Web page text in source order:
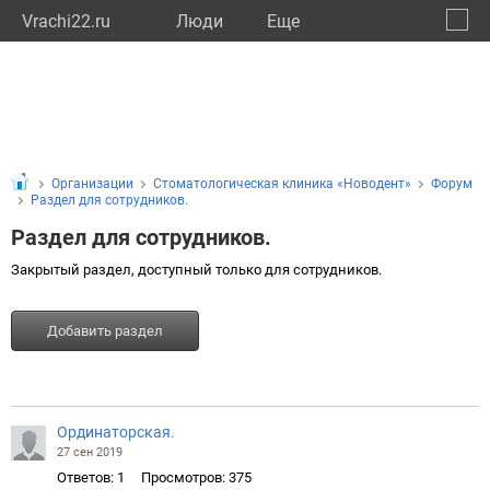
Vrachi22.ru Люди Eще
Организации Стоматологическая клиника «Новодент»
Форум
Раздел для сотрудников.
Раздел для сотрудников.
Закрытый раздел, доступный только для сотрудников.
Добавить раздел
Ординаторская.
27 сен 2019
Ответов: 1 Просмотров: 375